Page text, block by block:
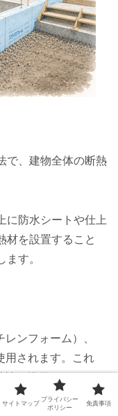
で、建物全体の断熱
防水シートや仕上
材を設置すること
す。
ンフォーム）、
用されます。これ
を提供します。
熱材の接合部の密
サイトマップ
プライバシー
ポリシー
免責事項